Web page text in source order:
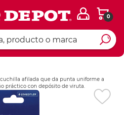
0
afilada que da punta uniforme a
práctico con depósito de viruta.
Ingresar Codigo